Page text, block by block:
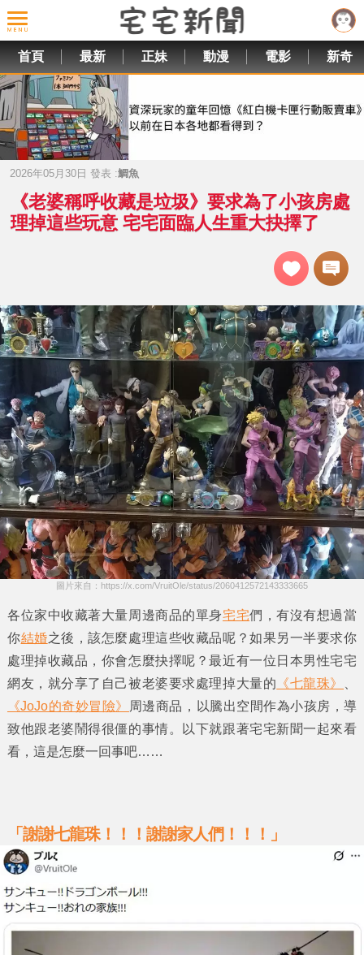
首頁 最新 正妹 動漫 電影 新奇
2026年05月30日 發表 :鯛魚
《老婆稱呼收藏是垃圾》要求為了小孩房處
理掉這些玩意 宅宅面臨人生重大抉擇了
圖片來自：https://x.com/VruitOle/status/2060412572143333665
各位家中收藏著大量周邊商品的單身宅宅們，有沒有想過當
你結婚之後，該怎麼處理這些收藏品呢？如果另一半要求你
處理掉收藏品，你會怎麼抉擇呢？最近有一位日本男性宅宅
網友，就分享了自己被老婆要求處理掉大量的 《七龍珠》
《JoJo的奇妙冒險》
周邊商品，以騰出空間作為小孩房，導
致他跟老婆鬧得很僵的事情。以下就跟著宅宅新聞一起來看
看，這是怎麼一回事吧……
「謝謝七龍珠！！！謝謝家人們！！！」